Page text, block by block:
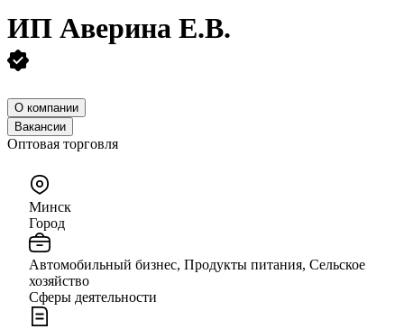
ИП Аверина Е.В.
О компании
Вакансии
Оптовая торговля
Минск
Город
Автомобильный бизнес, Продукты питания, Сельское
хозяйство
Сферы деятельности